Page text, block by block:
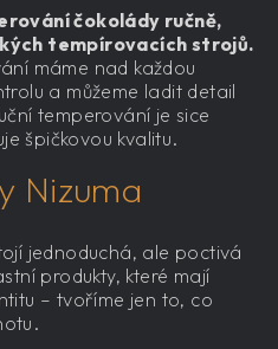
čokolády ručně,
tempírovacích strojů.
máme nad každou
a můžeme ladit detail
temperování je sice
špičkovou kvalitu.
Nizuma
jednoduchá, ale poctivá
produkty, které mají
– tvoříme jen to, co